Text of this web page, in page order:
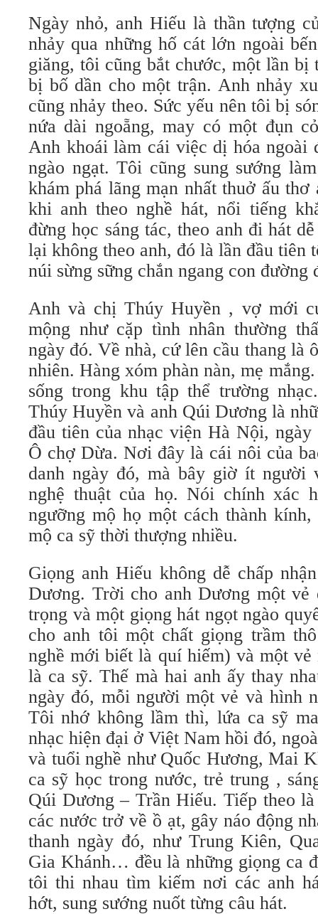
Ngày nhỏ, anh Hiếu là thần tượng
nhảy qua những hố cát lớn ngoài
giăng, tôi cũng bắt chước, một lần bị
bị bố dần cho một trận. Anh nhảy
cũng nhảy theo. Sức yếu nên tôi bị
nứa dài ngoẵng, may có một đụn
Anh khoái làm cái việc dị hóa ngoài
ngào ngạt. Tôi cũng sung sướng
khám phá lãng mạn nhất thuở ấu
khi anh theo nghề hát, nổi tiếng
đừng học sáng tác, theo anh đi hát
lại không theo anh, đó là lần đầu tiên
núi sừng sững chắn ngang con đường
Anh và chị Thúy Huyền , vợ mới
mộng như cặp tình nhân thường
ngày đó. Về nhà, cứ lên cầu thang là
nhiên. Hàng xóm phàn nàn, mẹ
sống trong khu tập thể trường
Thúy Huyền và anh Qúi Dương là
đầu tiên của nhạc viện Hà Nội,
Ô chợ Dừa. Nơi đây là cái nôi của
danh ngày đó, mà bây giờ ít người
nghệ thuật của họ. Nói chính xác
ngưỡng mộ họ một cách thành
mộ ca sỹ thời thượng nhiều.
Giọng anh Hiếu không dễ chấp
Dương. Trời cho anh Dương một vẻ
trọng và một giọng hát ngọt ngào
cho anh tôi một chất giọng trầm
nghề mới biết là quí hiếm) và một
là ca sỹ. Thế mà hai anh ấy thay
ngày đó, mỗi người một vẻ và hình
Tôi nhớ không lầm thì, lứa ca sỹ
nhạc hiện đại ở Việt Nam hồi đó,
và tuổi nghề như Quốc Hương, Mai
ca sỹ học trong nước, trẻ trung ,
Qúi Dương – Trần Hiếu. Tiếp theo
các nước trở về ồ ạt, gây náo động
thanh ngày đó, như Trung Kiên,
Gia Khánh… đều là những giọng ca
tôi thi nhau tìm kiếm nơi các anh
hớt, sung sướng nuốt từng câu hát.